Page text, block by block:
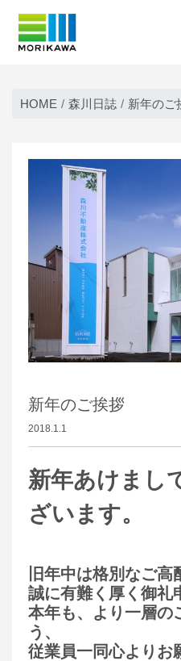
contentHOME 森川日誌 新年のご
新年のご挨拶
2018.1.1
新年あけまし
ざいます。
旧年中は格別なご高
誠に有難く厚く御礼
本年も、より一層の
う、
従業員一同心よりお